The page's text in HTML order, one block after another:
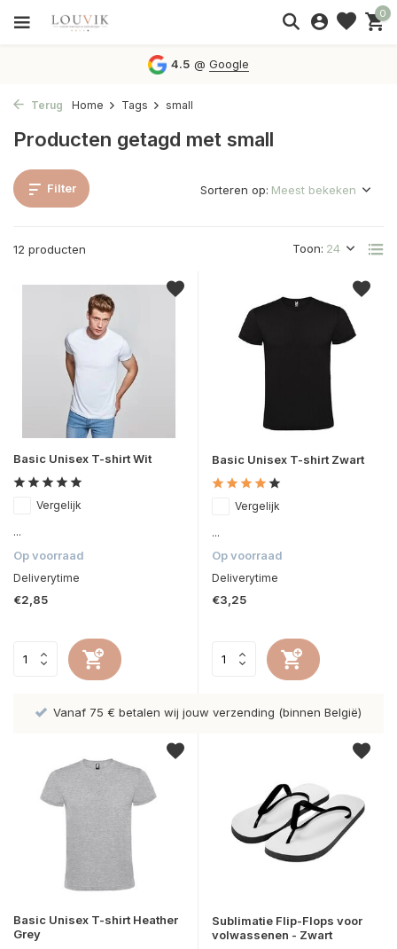
0
4.5 @Google
Terug Home Tags small
Producten getagd met small
Filter
12 producten Toon:
Sorteren op:
Basic Unisex T-shirt Wit
Vergelijk
...
Op voorraad
Deliverytime
€2,85
Basic Unisex T-shirt Zwart
Vergelijk
...
Op voorraad
Deliverytime
€3,25
Vanaf 75 € betalen wij jouw verzending (binnen België)
Basic Unisex T-shirt Heather
Grey
Sublimatie Flip-Flops voor
volwassenen - Zwart